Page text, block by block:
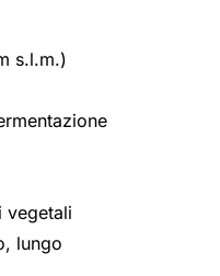
s.l.m.)
vegetali
lungo